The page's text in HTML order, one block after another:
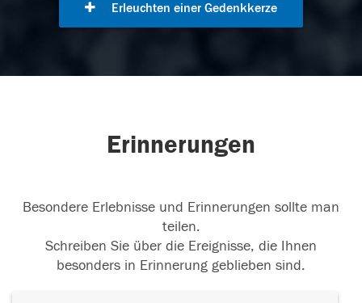
Erleuchten einer Gedenkkerze
Erinnerungen
Besondere Erlebnisse und Erinnerungen sollte man
teilen.
Schreiben Sie über die Ereignisse, die Ihnen
besonders in Erinnerung geblieben sind.